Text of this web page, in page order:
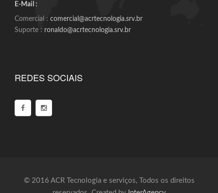
E-Mail :
Comercial : comercial@acrtecnologia.srv.br
Suporte : ronaldo@acrtecnologia.srv.br
REDES SOCIAIS
© 2016 ACR Tecnologia e serviços, Todos os direitos